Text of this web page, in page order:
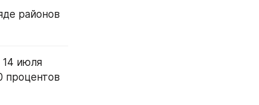
районов
июля
процентов